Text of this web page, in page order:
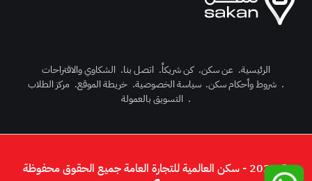
الرئيسية. عن سكن. كن شريكاً. اتصل بنا. الشكاوي والاقتراحات
. شروط وأحكام سكن. سياسة الخصوصية. خريطة الموقع. مركز الطلاب
. التسويق بالعمولة
© 2026 - سكن العالمية للتجارة العامة جميع الحقوق محفوظة